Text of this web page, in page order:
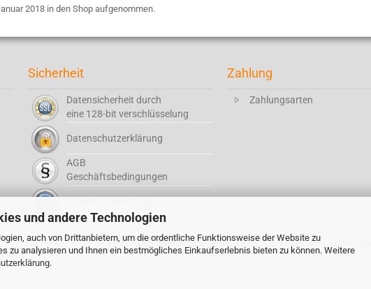
und andere Technologien
auch von Drittanbietern, um die ordentliche Funktionsweise der Website zu
zu analysieren und Ihnen ein bestmögliches Einkaufserlebnis bieten zu können. Weitere
.
2018 in den Shop aufgenommen.
Sicherheit
Datensicherheit durch
eine 128-bit verschlüsselung
Datenschutzerklärung
AGB
Geschäftsbedingungen
Zahlung
Zahlungsarten
Alle Preise verstehen sich inklusive der gesetzlichen Mehrwertsteuer, soweit nicht anders
Cookie Einstellungen